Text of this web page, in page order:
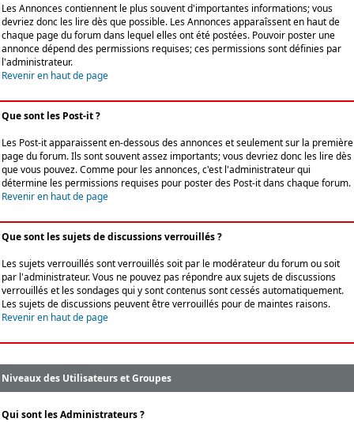
Les Annonces contiennent le plus souvent d'importantes informations; vous
devriez donc les lire dès que possible. Les Annonces apparaîssent en haut de
chaque page du forum dans lequel elles ont été postées. Pouvoir poster une
annonce dépend des permissions requises; ces permissions sont définies par
l'administrateur.
Revenir en haut de page
Que sont les Post-it ?
Les Post-it apparaissent en-dessous des annonces et seulement sur la première
page du forum. Ils sont souvent assez importants; vous devriez donc les lire dès
que vous pouvez. Comme pour les annonces, c'est l'administrateur qui
détermine les permissions requises pour poster des Post-it dans chaque forum.
Revenir en haut de page
Que sont les sujets de discussions verrouillés ?
Les sujets verrouillés sont verrouillés soit par le modérateur du forum ou soit
par l'administrateur. Vous ne pouvez pas répondre aux sujets de discussions
verrouillés et les sondages qui y sont contenus sont cessés automatiquement.
Les sujets de discussions peuvent être verrouillés pour de maintes raisons.
Revenir en haut de page
Niveaux des Utilisateurs et Groupes
Qui sont les Administrateurs ?